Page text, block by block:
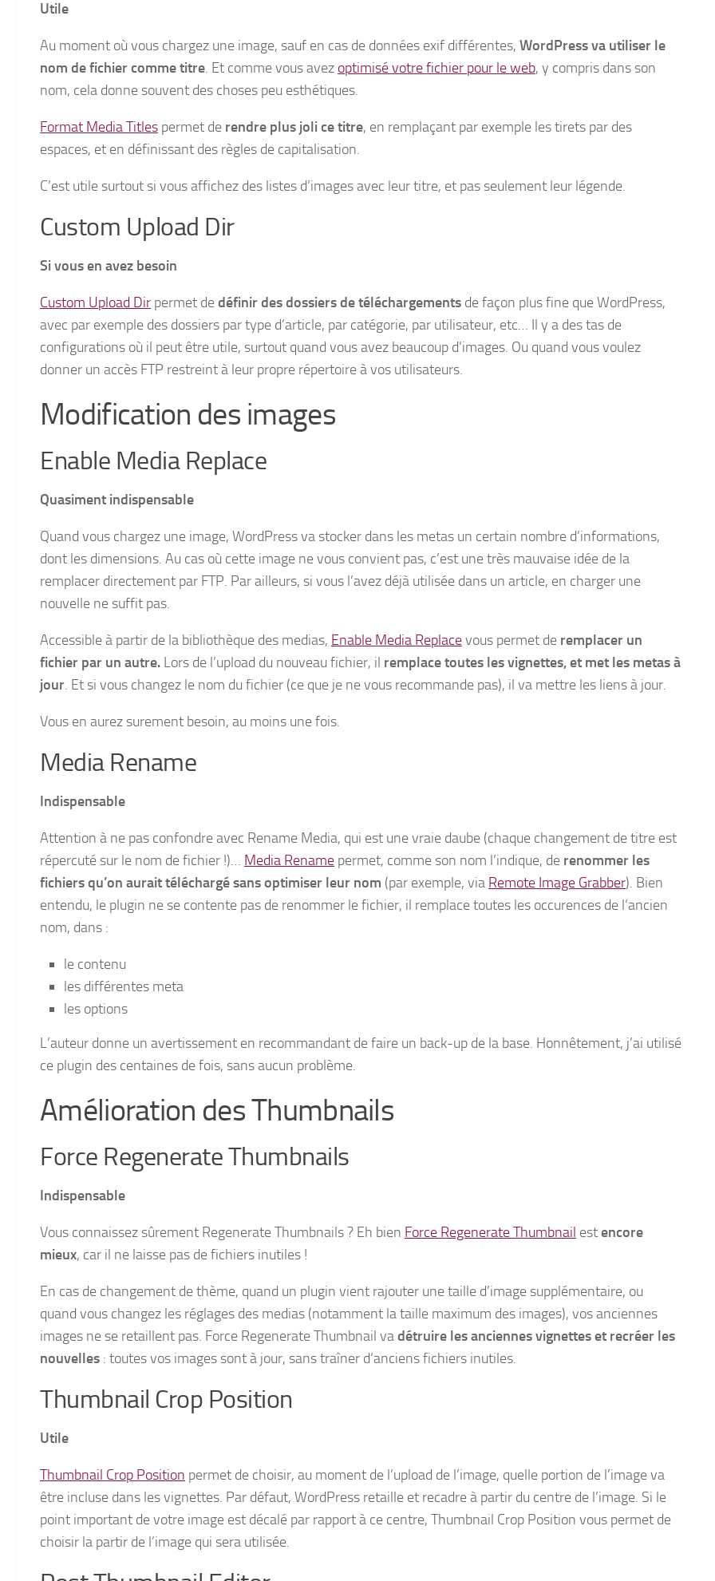
Utile
Au moment où vous chargez une image, sauf en cas de données exif différentes, WordPress va utiliser le
nom de fichier comme titre. Et comme vous avez optimisé votre fichier pour le web, y compris dans son
nom, cela donne souvent des choses peu esthétiques.
Format Media Titles permet de rendre plus joli ce titre, en remplaçant par exemple les tirets par des
espaces, et en définissant des règles de capitalisation.
C’est utile surtout si vous affichez des listes d’images avec leur titre, et pas seulement leur légende.
Custom Upload Dir
Si vous en avez besoin
Custom Upload Dir permet dedéfinir des dossiers de téléchargements de façon plus fine que WordPress,
avec par exemple des dossiers par type d’article, par catégorie, par utilisateur, etc… Il y a des tas de
configurations où il peut être utile, surtout quand vous avez beaucoup d’images. Ou quand vous voulez
donner un accès FTP restreint à leur propre répertoire à vos utilisateurs.
Modification des images
Enable Media Replace
Quasiment indispensable
Quand vous chargez une image, WordPress va stocker dans les metas un certain nombre d’informations,
dont les dimensions. Au cas où cette image ne vous convient pas, c’est une très mauvaise idée de la
remplacer directement par FTP. Par ailleurs, si vous l’avez déjà utilisée dans un article, en charger une
nouvelle ne suffit pas.
Accessible à partir de la bibliothèque des medias, Enable Media Replacevous permet de remplacer un
fichier par un autre. Lors de l’upload du nouveau fichier, il remplace toutes les vignettes, et met les metas à
jour. Et si vous changez le nom du fichier (ce que je ne vous recommande pas), il va mettre les liens à jour.
Vous en aurez surement besoin, au moins une fois.
Media Rename
Indispensable
Attention à ne pas confondre avec Rename Media, qui est une vraie daube (chaque changement de titre est
répercuté sur le nom de fichier !)… Media Rename permet, comme son nom l’indique, de renommer les
fichiers qu’on aurait téléchargé sans optimiser leur nom (par exemple, via Remote Image Grabber). Bien
entendu, le plugin ne se contente pas de renommer le fichier, il remplace toutes les occurences de l’ancien
nom, dans :
le contenu
les différentes meta
les options
L’auteur donne un avertissement en recommandant de faire un back-up de la base. Honnêtement, j’ai utilisé
ce plugin des centaines de fois, sans aucun problème.
Amélioration des Thumbnails
Force Regenerate Thumbnails
Indispensable
Vous connaissez sûrement Regenerate Thumbnails ? Eh bien Force Regenerate Thumbnail estencore
mieux, car il ne laisse pas de fichiers inutiles !
En cas de changement de thème, quand un plugin vient rajouter une taille d’image supplémentaire, ou
quand vous changez les réglages des medias (notamment la taille maximum des images), vos anciennes
images ne se retaillent pas. Force Regenerate Thumbnail vadétruire les anciennes vignettes et recréer les
nouvelles : toutes vos images sont à jour, sans traîner d’anciens fichiers inutiles.
Thumbnail Crop Position
Utile
Thumbnail Crop Position permet de choisir, au moment de l’upload de l’image, quelle portion de l’image va
être incluse dans les vignettes. Par défaut, WordPress retaille et recadre à partir du centre de l’image. Si le
point important de votre image est décalé par rapport à ce centre, Thumbnail Crop Position vous permet de
choisir la partir de l’image qui sera utilisée.